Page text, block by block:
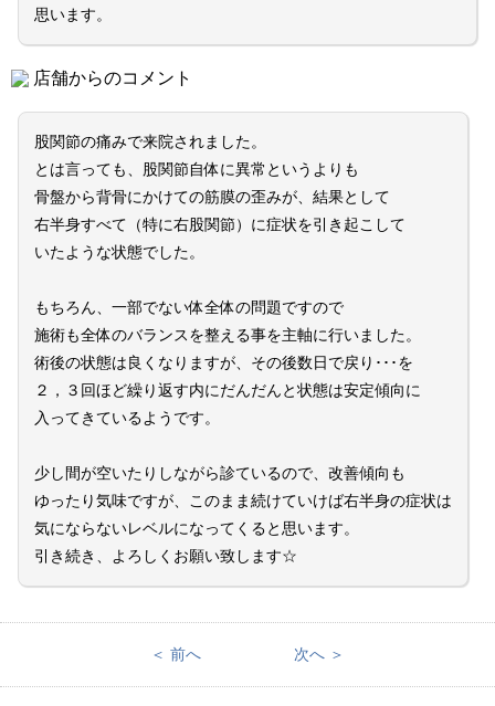
思います。
店舗からのコメント
股関節の痛みで来院されました。
とは言っても、股関節自体に異常というよりも
骨盤から背骨にかけての筋膜の歪みが、結果として
右半身すべて（特に右股関節）に症状を引き起こして
いたような状態でした。
もちろん、一部でない体全体の問題ですので
施術も全体のバランスを整える事を主軸に行いました。
術後の状態は良くなりますが、その後数日で戻り･･･を
２，３回ほど繰り返す内にだんだんと状態は安定傾向に
入ってきているようです。
少し間が空いたりしながら診ているので、改善傾向も
ゆったり気味ですが、このまま続けていけば右半身の症状は
気にならないレベルになってくると思います。
引き続き、よろしくお願い致します☆
＜ 前へ 次へ ＞